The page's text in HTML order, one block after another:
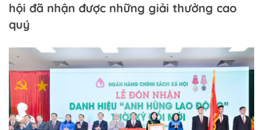
hội đã nhận được những giải thưởng cao
quý